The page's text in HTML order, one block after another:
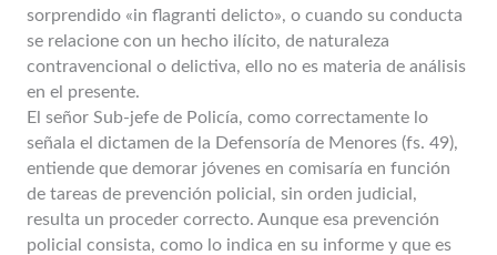
sorprendido «in flagranti delicto», o cuando su conducta
se relacione con un hecho ilícito, de naturaleza
contravencional o delictiva, ello no es materia de análisis
en el presente.
El señor Sub-jefe de Policía, como correctamente lo
señala el dictamen de la Defensoría de Menores (fs. 49),
entiende que demorar jóvenes en comisaría en función
de tareas de prevención policial, sin orden judicial,
resulta un proceder correcto. Aunque esa prevención
policial consista, como lo indica en su informe y que es